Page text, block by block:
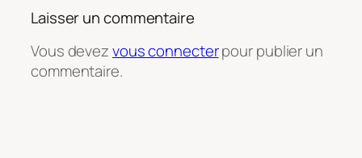
Laisser un commentaire
Vous devezvous connecterpour publier un
commentaire.